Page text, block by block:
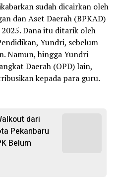
sudah dicairkan oleh
dan Aset Daerah (BPKAD)
Dana itu ditarik oleh
Yundri, sebelum
Namun, hingga Yundri
Daerah (OPD) lain,
kepada para guru.
dari
Pekanbaru
Belum